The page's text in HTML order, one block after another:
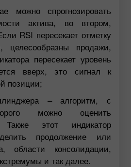
можно спрогнозировать
актива, во втором,
RSI пересекает отметку
целесообразны продажи,
пересекает уровень
вверх, это сигнал к
позиции;
– алгоритм, с
можно оценить
Также этот индикатор
продолжение или
области консолидации,
и так далее.